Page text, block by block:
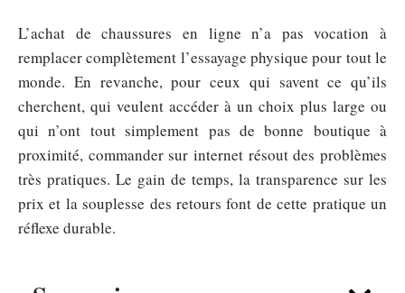
L’achat de chaussures en ligne n’a pas vocation à
remplacer complètement l’essayage physique pour tout le
monde. En revanche, pour ceux qui savent ce qu’ils
cherchent, qui veulent accéder à un choix plus large ou
qui n’ont tout simplement pas de bonne boutique à
proximité, commander sur internet résout des problèmes
très pratiques. Le gain de temps, la transparence sur les
prix et la souplesse des retours font de cette pratique un
réflexe durable.